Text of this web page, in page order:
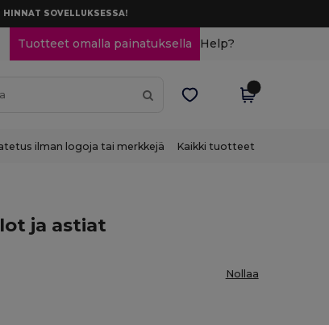
HINNAT SOVELLUKSESSA!
Tuotteet omalla painatuksella Help?
ilman logoja tai merkkejä Kaikki tuotteet
ja astiat
Nollaa